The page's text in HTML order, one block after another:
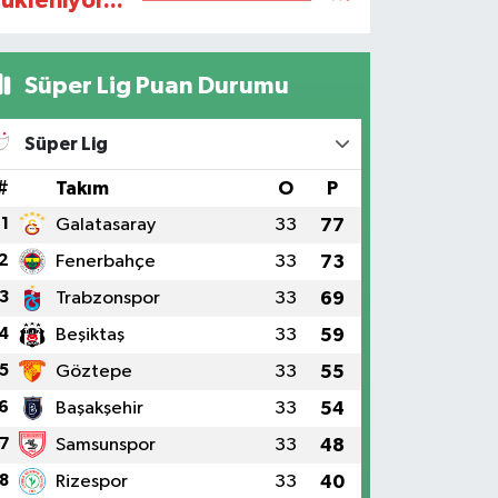
Süper Lig Puan Durumu
Süper Lig
Takım O P
1 Galatasaray 33 77
Fenerbahçe 33 73
3 Trabzonspor 33 69
Beşiktaş 33 59
5 Göztepe 33 55
Başakşehir 33 54
7 Samsunspor 33 48
8 Rizespor 33 40